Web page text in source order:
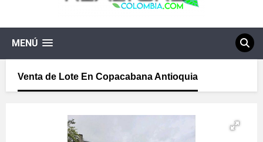
MENÚ
Venta de Lote En Copacabana Antioquia